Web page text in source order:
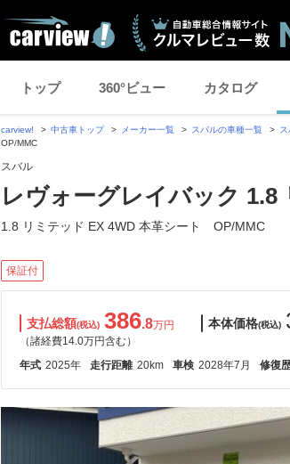
トップ 360°ビュー カタログ
carview! 中古車トップ メーカー一覧 スバルの車種一覧
OP/MMC
スバル
レヴォーグレイバック 1.8
1.8 リミテッド EX 4WD 本革シート OP/MMC
保証付
支払総額(税込) 386.8万円
（諸経費14.0万円含む）
本体価格(税込)
年式 2025年 走行距離 20km 車検 2028年7月 修復